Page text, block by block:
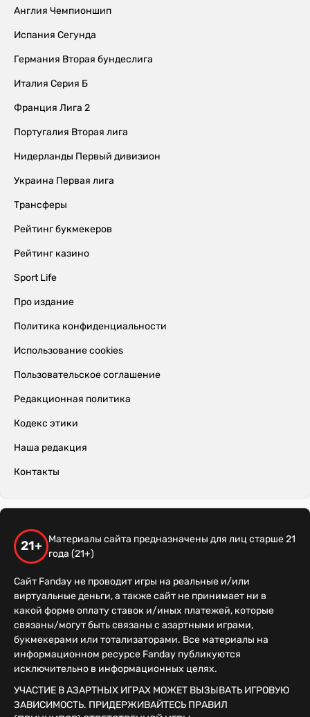
Англия Чемпионшип
Испания Сегунда
Германия Вторая бундеслига
Италия Серия Б
Франция Лига 2
Португалия Вторая лига
Нидерланды Первый дивизион
Украина Первая лига
Трансферы
Рейтинг букмекеров
Рейтинг казино
Sport Life
Про издание
Политика конфиденциальности
Использование cookies
Пользовательское соглашение
Редакционная политика
Кодекс этики
Наша редакция
Контакты
21+
Материалы сайта предназначены для лиц старше 21
года (21+)
Сайт Fanday не проводит игры на реальные и/или
виртуальные деньги, а также сайт не принимает ни в
какой форме оплату ставок и/иных платежей, которые
связаны/могут быть связаны с азартными играми,
букмекерами или тотализаторами. Все материалы на
информационном ресурсе Fanday публикуются
исключительно в информационных целях.
УЧАСТИЕ В АЗАРТНЫХ ИГРАХ МОЖЕТ ВЫЗЫВАТЬ ИГРОВУЮ
ЗАВИСИМОСТЬ. ПРИДЕРЖИВАЙТЕСЬ ПРАВИЛ